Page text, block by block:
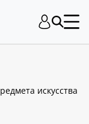
искусства